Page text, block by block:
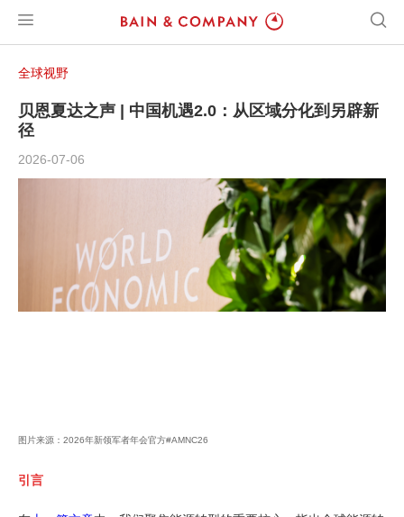
全球视野
贝恩夏达之声 | 中国机遇2.0：从区域分化到另辟新
径
2026-07-06
图片来源：2026年新领军者年会官方#AMNC26
引言